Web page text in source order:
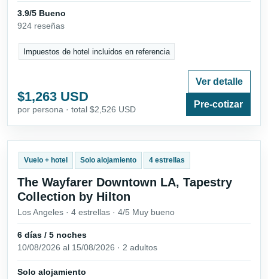
3.9/5 Bueno
924 reseñas
Impuestos de hotel incluidos en referencia
$1,263 USD
por persona · total $2,526 USD
Ver detalle
Pre-cotizar
Vuelo + hotel Solo alojamiento 4 estrellas
The Wayfarer Downtown LA, Tapestry
Collection by Hilton
Los Angeles · 4 estrellas · 4/5 Muy bueno
6 días / 5 noches
10/08/2026 al 15/08/2026 · 2 adultos
Solo alojamiento